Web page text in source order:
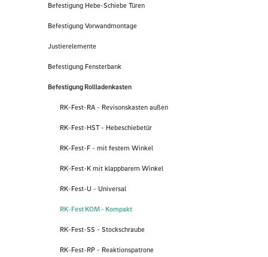
Befestigung Hebe-Schiebe Türen
Befestigung Vorwandmontage
Justierelemente
Befestigung Fensterbank
Befestigung Rollladenkasten
RK-Fest-RA - Revisonskasten außen
RK-Fest-HST - Hebeschiebetür
RK-Fest-F - mit festem Winkel
RK-Fest-K mit klappbarem Winkel
RK-Fest-U - Universal
RK-Fest KOM - Kompakt
RK-Fest-SS - Stockschraube
RK-Fest-RP - Reaktionspatrone